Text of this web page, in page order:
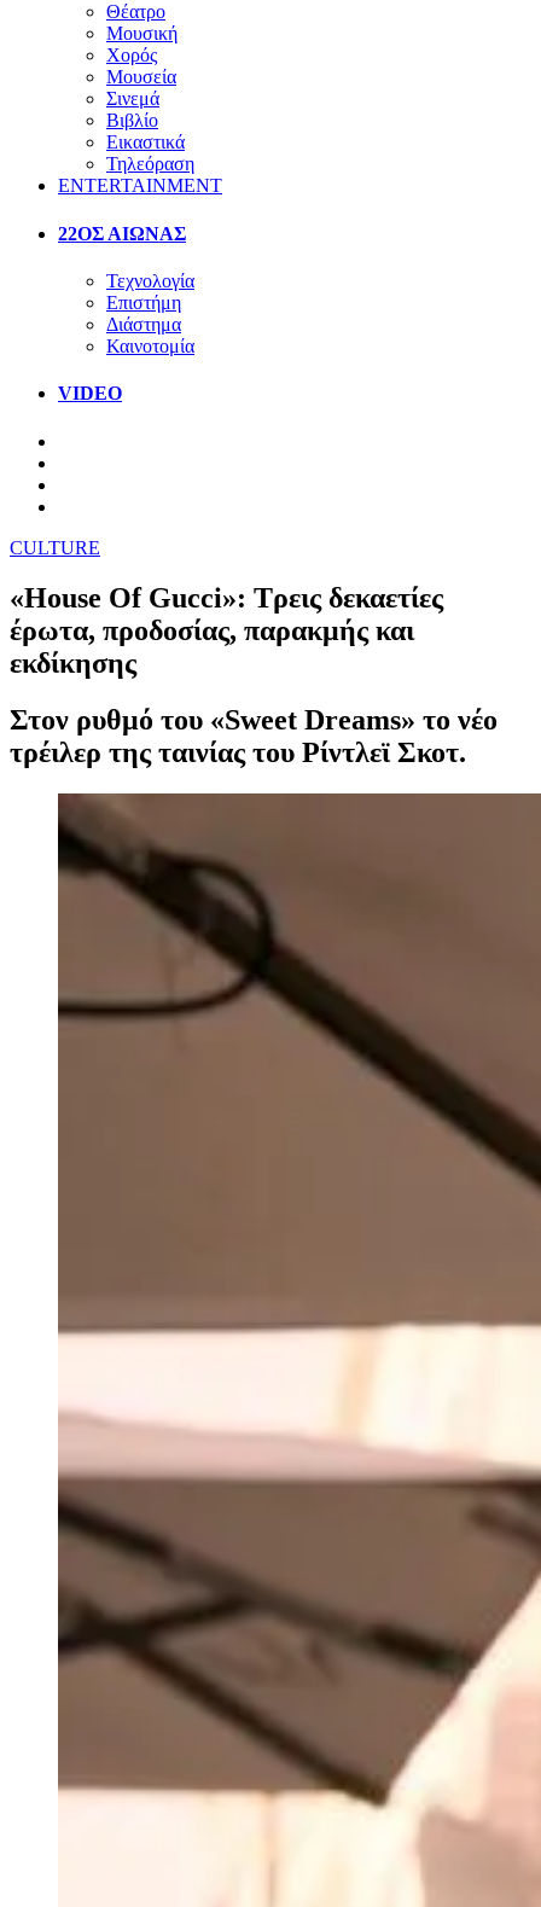
Θέατρο
Μουσική
Χορός
Μουσεία
Σινεμά
Βιβλίο
Εικαστικά
Τηλεόραση
ENTERTAINMENT
22ΟΣ ΑΙΩΝΑΣ
Τεχνολογία
Επιστήμη
Διάστημα
Καινοτομία
VIDEO
CULTURE
«House Of Gucci»: Τρεις δεκαετίες
έρωτα, προδοσίας, παρακμής και
εκδίκησης
Στον ρυθμό του «Sweet Dreams» το νέο
τρέιλερ της ταινίας του Ρίντλεϊ Σκοτ.